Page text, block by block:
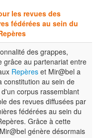
les revues des
fédérées au sein du
des grappes,
grâce au partenariat entre
Repères et Mir@bel a
constitution au sein de
corpus rassemblant
des revues diffusées par
fédérées au sein du
Grâce à cette
génère désormais